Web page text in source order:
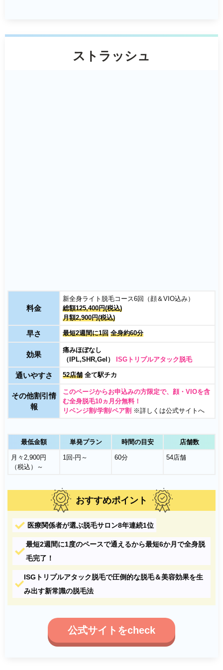
ストラッシュ
料金
新全身ライト脱毛コース6回（顔＆VIO込み）
総額125,400円(税込)
月額2,900円(税込)
早さ 最短2週間に1回 全身約60分
効果
痛みほぼなし
（IPL,SHR,Gel）
ISGトリプルアタック脱毛
通いやすさ 52店舗 全て駅チカ
その他割引情
報
このページからお申込みの方限定で、顔・VIOを含
む全身脱毛10ヵ月分無料！
リベンジ割/学割/ペア割 ※詳しくは公式サイトへ
最低金額 単発プラン 時間の目安 店舗数
月々2,900円
（税込）～
1回-円～ 60分 54店舗
おすすめポイント
医療関係者が選ぶ脱毛サロン8年連続1位
最短2週間に1度のペースで通えるから最短6か月で全身脱
毛完了！
ISGトリプルアタック脱毛で圧倒的な脱毛＆美容効果を生
み出す新常識の脱毛法
公式サイトをcheck